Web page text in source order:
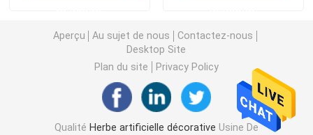
Usines artificielles de décoration
Ornements décoratifs
Moss Mat artificiel
Aperçu Au sujet de nous
Contactez-nous
Desktop Site
Plan du site
Privacy Policy
Qualité Herbe artificielle décorative Usine De